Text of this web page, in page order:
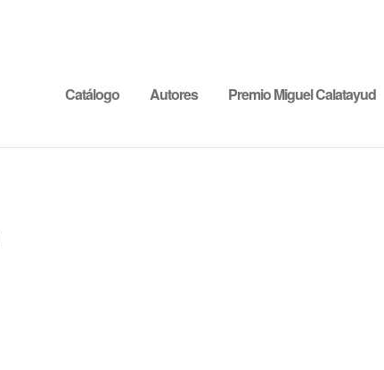
Catálogo Autores Premio Miguel Calatayud